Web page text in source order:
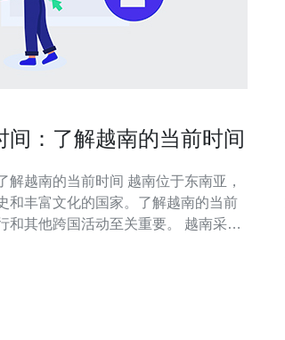
间：了解越南的当前时间
当前时间 越南位于东南亚，
和丰富文化的国家。了解越南的当前
他跨国活动至关重要。 越南采用